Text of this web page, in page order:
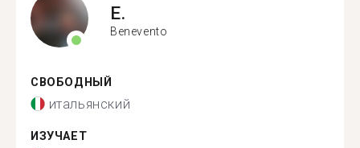
E.
Benevento
СВОБОДНЫЙ
итальянский
ИЗУЧАЕТ